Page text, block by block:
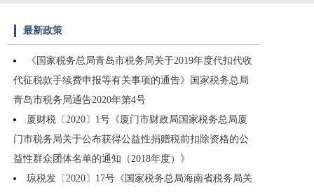
最新政策
《国家税务总局青岛市税务局关于2019年度代扣代收
代征税款手续费申报等有关事项的通告》国家税务总局
青岛市税务局通告2020年第4号
厦财税〔2020〕1号《厦门市财政局国家税务总局厦
门市税务局关于公布获得公益性捐赠税前扣除资格的公
益性群众团体名单的通知（2018年度）》
琼税发〔2020〕17号《国家税务总局海南省税务局关